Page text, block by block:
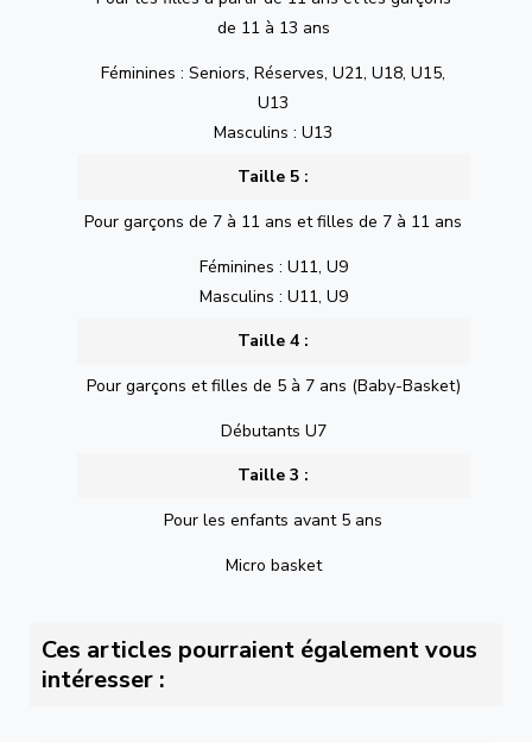
de 11 à 13 ans
Féminines : Seniors, Réserves, U21, U18, U15,
U13
Masculins : U13
Taille 5 :
Pour garçons de 7 à 11 ans et filles de 7 à 11 ans
Féminines : U11, U9
Masculins : U11, U9
Taille 4 :
Pour garçons et filles de 5 à 7 ans (Baby-Basket)
Débutants U7
Taille 3 :
Pour les enfants avant 5 ans
Micro basket
Ces articles pourraient également vous
intéresser :